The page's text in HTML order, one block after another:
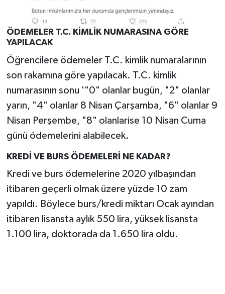
ÖDEMELER T.C. KİMLİK NUMARASINA GÖRE
YAPILACAK
Öğrencilere ödemeler T.C. kimlik numaralarının
son rakamına göre yapılacak. T.C. kimlik
numarasının sonu '"0" olanlar bugün, "2" olanlar
yarın, "4" olanlar 8 Nisan Çarşamba, "6" olanlar 9
Nisan Perşembe, "8" olanlarise 10 Nisan Cuma
günü ödemelerini alabilecek.
KREDİ VE BURS ÖDEMELERİ NE KADAR?
Kredi ve burs ödemelerine 2020 yılbaşından
itibaren geçerli olmak üzere yüzde 10 zam
yapıldı. Böylece burs/kredi miktarı Ocak ayından
itibaren lisansta aylık 550 lira, yüksek lisansta
1.100 lira, doktorada da 1.650 lira oldu.